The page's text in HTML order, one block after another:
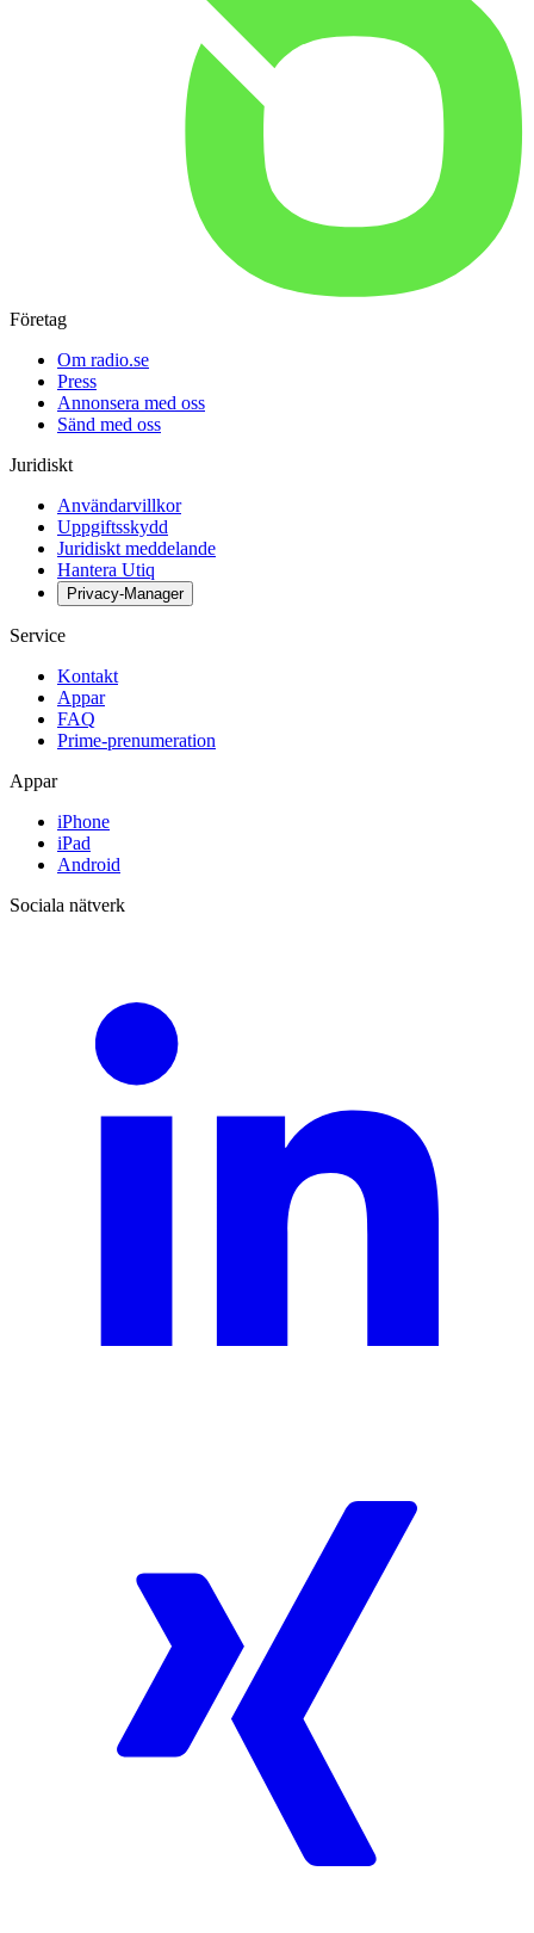
Företag
Om radio.se
Press
Annonsera med oss
Sänd med oss
Juridiskt
Användarvillkor
Uppgiftsskydd
Juridiskt meddelande
Hantera Utiq
Privacy-Manager
Service
Kontakt
Appar
FAQ
Prime-prenumeration
Appar
iPhone
iPad
Android
Sociala nätverk